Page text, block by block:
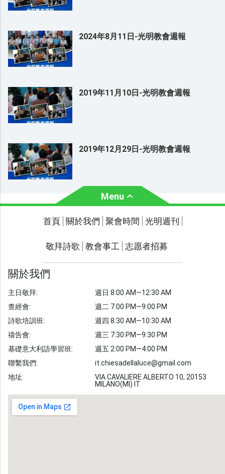
2024年8月11日-光明教會週報
2019年11月10日-光明教會週報
2019年12月29日-光明教會週報
Menu
關於我們 聚會時間
光明週刊 學習聖經
聖經故事
敬拜詩歌 圖庫
聖經金句
教會事工 志愿者招募
首頁 關於我們 聚會時間 光明週刊
敬拜詩歌 教會事工 志愿者招募
關於我們
主日敬拜:
查經會:
詩歌培訓班:
禱告會:
基礎意大利語學習班:
聯繫我們:
地址:
週日 8:00 AM—12:30 AM
週二 7:00 PM—9:00 PM
週四 8:30 AM—10:30 AM
週三 7:30 PM—9:30 PM
週五 2:00 PM—4:00 PM
it.chiesadellaluce@gmail.com
VIA CAVALIERE ALBERTO 10, 20153
MILANO(MI) IT